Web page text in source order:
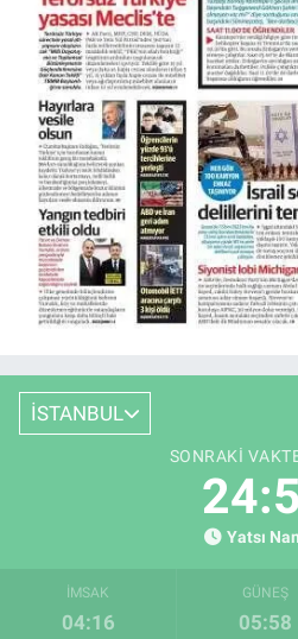
İSTANBUL
SONRAKI
Yatsı
İMSAK
04:16
GÜNEŞ
05:58